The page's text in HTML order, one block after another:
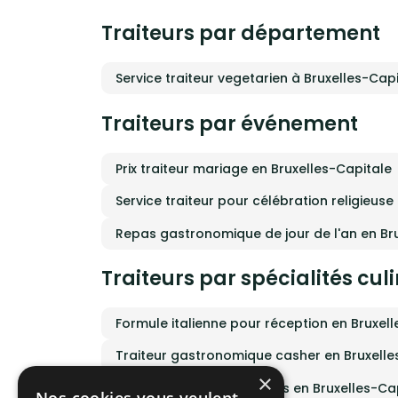
de 200
votre
et
écologiques. La
de
Merci
Traiteurs par département
Service traiteur vegetarien à Bruxelles-
Traiteurs par événement
Prix traiteur mariage en Bruxelles-Capitale
Service traiteur pour célébration
Repas gastronomique de jour de l'an en
Traiteurs par spécialités
Formule italienne pour réception en
Traiteur gastronomique casher en
Repas traditionnel libanais en Bruxelles-
×